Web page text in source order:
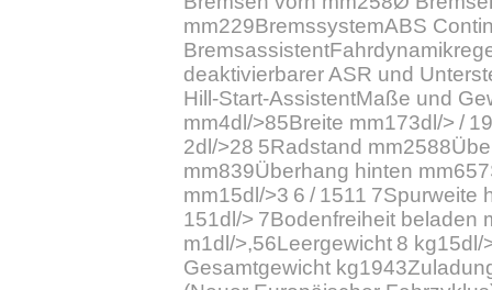
mm229BremssystemABS
deaktivierbarer ASR und
Hill-Start-AssistentMaße und
mm4dl/>85Breite mm173dl/> /
2dl/>28 5Radstand
mm839Überhang hinten
mm15dl/>3 6 / 1511 7Spurweite
151dl/> 7Bodenfreiheit beladen
m1dl/>,56Leergewicht 8 kg15dl/
Gesamtgewicht